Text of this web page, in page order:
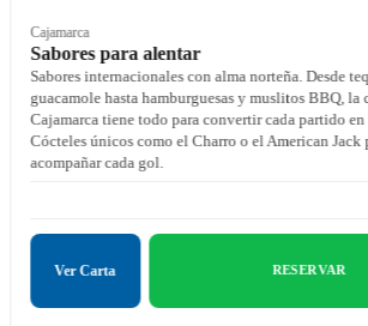
Cajamarca
Sabores para alentar
Sabores internacionales con alma norteña. Desde
guacamole hasta hamburguesas y muslitos BBQ, la
Cajamarca tiene todo para convertir cada partido en
Cócteles únicos como el Charro o el American Jack
acompañar cada gol.
Ver Carta RESERVAR